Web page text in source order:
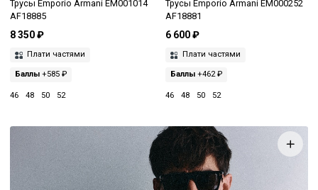
Трусы Emporio Armani EM001014
AF18885
8 350 ₽
Плати частями
Баллы +585 ₽
46 48 50 52
Трусы Emporio Armani EM000252
AF18881
6 600 ₽
Плати частями
Баллы+462 ₽
46 48 50 52